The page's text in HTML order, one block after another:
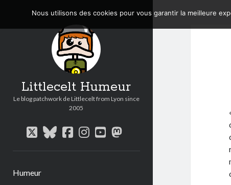
Littlecelt Humeur
Le blog patchwork de Littlecelt from Lyon since
2005
twitterbluesky
facebook
instagram
youtube
mastodon
Humeur
Nous utilisons des cookies pour vous garantir la meilleure